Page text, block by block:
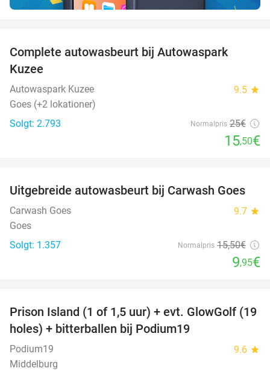
Complete autowasbeurt bij Autowaspark
Kuzee
Autowaspark Kuzee 9.5 star
Goes (+2 lokationer)
Solgt: 2.793
Normalpris 25€
15,50€
36%
Uitgebreide autowasbeurt bij Carwash Goes
Carwash Goes 9.7 star
Goes
Solgt: 1.357
Normalpris 15,50€
9,95€
36%
Prison Island (1 of 1,5 uur) + evt. GlowGolf (19
holes) + bitterballen bij Podium19
Podium19 9.6 star
Middelburg